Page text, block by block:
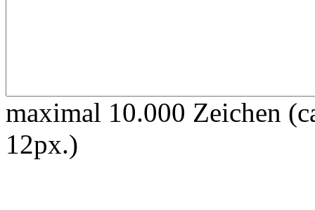
maximal 10.000 Zeichen
12px.)